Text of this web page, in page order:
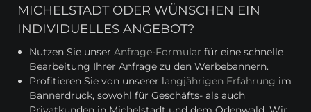
MICHELSTADT ODER WÜNSCHEN EIN
INDIVIDUELLES ANGEBOT?
Nutzen Sie unserAnfrage-Formular für eine schnelle
Bearbeitung Ihrer Anfrage zu den Werbebannern.
Profitieren Sie von unserer langjährigen Erfahrung im
Bannerdruck, sowohl für Geschäfts- als auch